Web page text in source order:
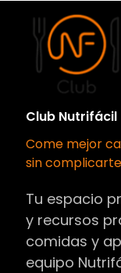
Club Nutrifácil
Come mejor
sin complicarte
Tu espacio
y recursos
comidas y
equipo